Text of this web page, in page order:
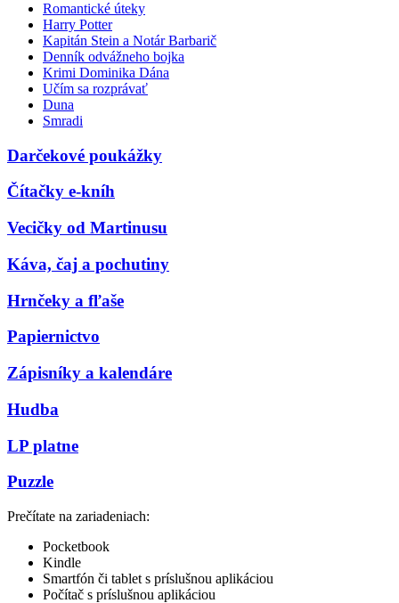
Romantické úteky
Harry Potter
Kapitán Stein a Notár Barbarič
Denník odvážneho bojka
Krimi Dominika Dána
Učím sa rozprávať
Duna
Smradi
Darčekové poukážky
Čítačky e-kníh
Vecičky od Martinusu
Káva, čaj a pochutiny
Hrnčeky a fľaše
Papiernictvo
Zápisníky a kalendáre
Hudba
LP platne
Puzzle
Prečítate na zariadeniach:
Pocketbook
Kindle
Smartfón či tablet s príslušnou aplikáciou
Počítač s príslušnou aplikáciou